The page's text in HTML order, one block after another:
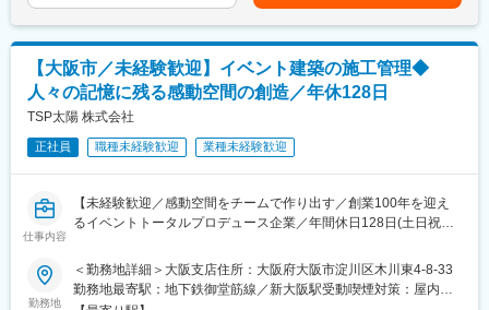
※休日に勤務が発生する場合もあり、その際は平日に振替休日を取
得いただいております。春秋が？忙期となりますが、？忙期でも
月1～2日程度です。
・パシフィコ横浜での常駐での勤務となります。
■当社の強み
・ディスプレイ領域において圧倒的なブランド力と実績があり全
国に15拠点、300社の協力会社、海外にもグループ企業を有して
変更の範囲：会社の定める業務
■業務内容：
◇プロジェクト進行サポート
・案件情報の収集・整理・共有（NotionやGoogle Workspace）
・各種見積書／出庫伝票／積算資料の作成・管理
・スケジュール・工程管理表の作成補助
◇積算・見積・管理業務
・使用部材や人員に基づく積算作業
・外注協力会社からの見積取得／金額調整サポート
・原価管理・売上管理表の更新支援
・プロジェクト資料の出力・整理・配送
・安全書類の取りまとめ、工程資料の整理
【大阪市／未経験歓迎】イベント建築の施工管理◆
人々の記憶に残る感動空間の創造／年休128日
TSP太陽 株式会社
正社員 職種未経験歓迎 業種未経験歓迎
仕事内容
【未経験歓迎／感動空間をチームで作り出す／創業100年を迎え
るイベントトータルプロデュース企業／年間休日128日(土日祝休)
■業務内容：
幅広いイベントの施工監理をお任せいたします。人々の記憶に残
勤務地
＜勤務地詳細＞大阪支店住所：大阪府大阪市淀川区木川東4-8-33
勤務地最寄駅：地下鉄御堂筋線／新大阪駅受動喫煙対策：屋内喫